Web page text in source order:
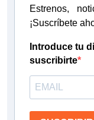
Estrenos,
¡Suscríbete
Introduce tu
suscribirte